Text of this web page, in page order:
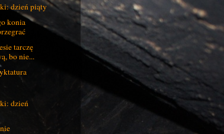
dzień piąty
konia
tarczę
bo nie...
dzień